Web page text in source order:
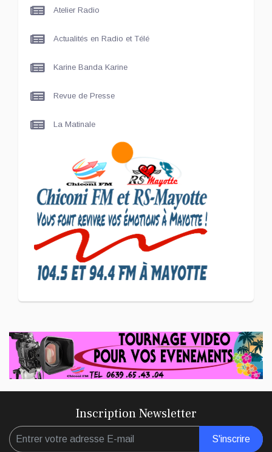
L'Association Zé Run pour
17 Communes
Le grand entretien avec Le
SCAN ÉCONOMIQUE
Le président de
l'association Coup de
Pouce a partagé sa vision
d'un entrepreneuriat
CULTURE ET SOCIÉTÉ
L'association Marovoanio
et Reska NI Kalamu pour la
Langue KIBOSI
Atelier Radio
Actualités en Radio et Télé
Karine Banda Karine
Revue de Presse
La Matinale
Inscription Newsletter
S'inscrire